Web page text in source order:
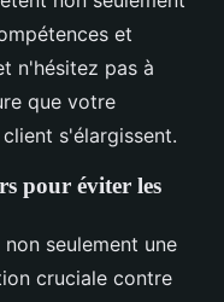
et
n'hésitez pas à
que votre
s'élargissent.
pour éviter les
non seulement une
cruciale contre